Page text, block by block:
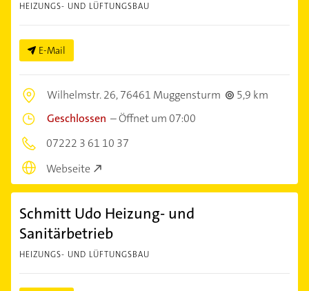
HEIZUNGS- UND LÜFTUNGSBAU
E-Mail
Wilhelmstr. 26,76461 Muggensturm
5,9 km
Geschlossen –Öffnet um 07:00
07222 3 61 10 37
Webseite
Schmitt Udo Heizung- und
Sanitärbetrieb
HEIZUNGS- UND LÜFTUNGSBAU